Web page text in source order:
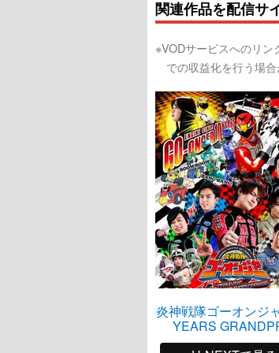
関連作品を配信サ
※VODサービスへのリ
での収益化を行う場合
炎神戦隊ゴーオンジ
YEARS